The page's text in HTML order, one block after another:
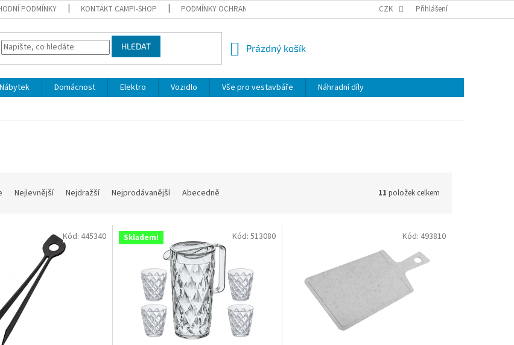
PODMÍNKY KONTAKT CAMPI-SHOP PODMÍNKY OCHRANY OSOBNÍCH ÚDAJŮ REKLAMACE
CZK Přihlášení
HLEDAT
NÁKUPNÍ
Prázdný košík
Nábytek Domácnost Elektro Vozidlo Vše pro vestavbáře
Náhradní díly
Nejlevnější Nejdražší Nejprodávanější Abecedně 11 položek celkem
Kód: 445340 Skladem! Kód: 513080 Kód: 493810